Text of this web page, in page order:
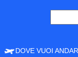
DOVE VUOI